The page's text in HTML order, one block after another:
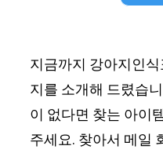
지금까지 강아지인
지를 소개해 드렸습
이 없다면 찾는 아이
주세요. 찾아서 메일